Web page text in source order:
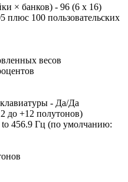
× банков) - 96 (6 x 16)
плюс 100 пользовательских
весов
- Да/Да
до +12 полутонов)
456.9 Гц (по умолчанию: